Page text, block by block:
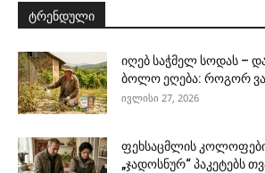
ტრენდული
იღებ საჭმელ სოდას –
ბოლო ეღება: როგორ
ივლისი 27, 2026
ფეხსაცმლის
„ჯადოსნურ“ პაკეტებს